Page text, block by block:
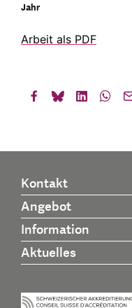
Jahr
Arbeit als PDF
Kontakt
Angebot
Information
Aktuelles